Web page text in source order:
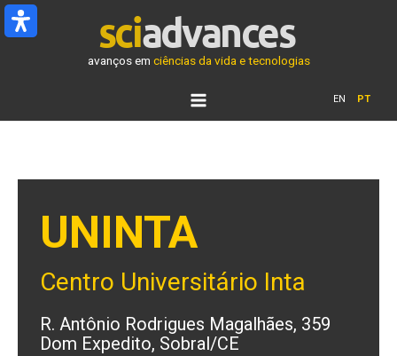
Ir
para
avanços em ciências da vida e tecnologias
EN PT
UNINTA
Centro Universitário Inta
R. Antônio Rodrigues Magalhães, 359
Dom Expedito, Sobral/CE